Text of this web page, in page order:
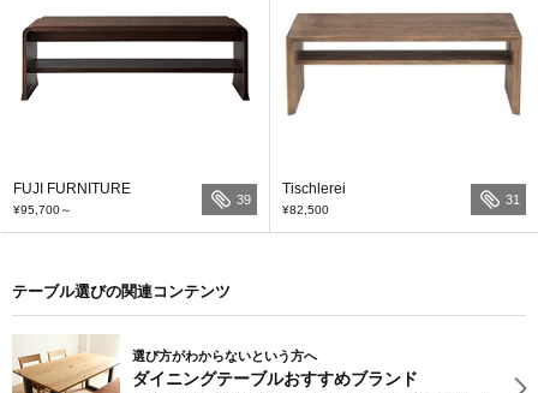
FUJI FURNITURE
¥95,700～
39
Tischlerei
¥82,500
31
テーブル選びの関連コンテンツ
選び方がわからないという方へ
ダイニングテーブルおすすめブランド